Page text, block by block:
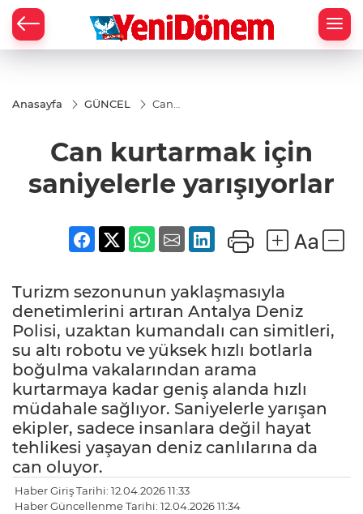
Anasayfa GÜNCEL
Can
saniyelerle
yarışıyorlar
Can kurtarmak için
saniyelerle yarışıyorlar
Turizm sezonunun yaklaşmasıyla
denetimlerini artıran Antalya Deniz
Polisi, uzaktan kumandalı can simitleri,
su altı robotu ve yüksek hızlı botlarla
boğulma vakalarından arama
kurtarmaya kadar geniş alanda hızlı
müdahale sağlıyor. Saniyelerle yarışan
ekipler, sadece insanlara değil hayat
tehlikesi yaşayan deniz canlılarına da
can oluyor.
Haber Giriş Tarihi: 12.04.2026 11:33
Haber Güncellenme Tarihi: 12.04.2026 11:34